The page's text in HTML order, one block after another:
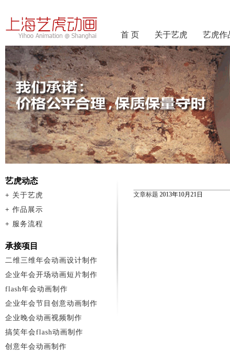
首 页 关于艺虎 艺虎作
文章标题 2013年10月21日
艺虎动态
+ 关于艺虎
+ 作品展示
+ 服务流程
承接项目
二维三维年会动画设计制作
企业年会开场动画短片制作
flash年会动画制作
企业年会节目创意动画制作
企业晚会动画视频制作
搞笑年会flash动画制作
创意年会动画制作